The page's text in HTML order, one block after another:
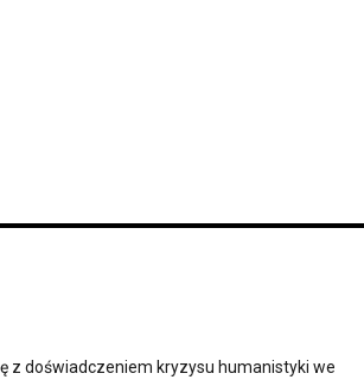
z doświadczeniem kryzysu humanistyki we